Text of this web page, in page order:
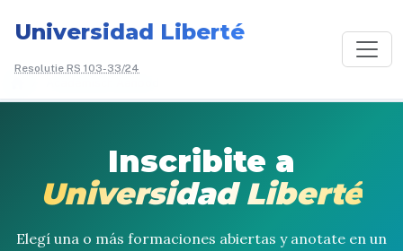
Universidad Liberté
Resolutie RS 103-33/24
Inscribite a
Universidad Liberté
Elegí una o más formaciones abiertas y anotate en un